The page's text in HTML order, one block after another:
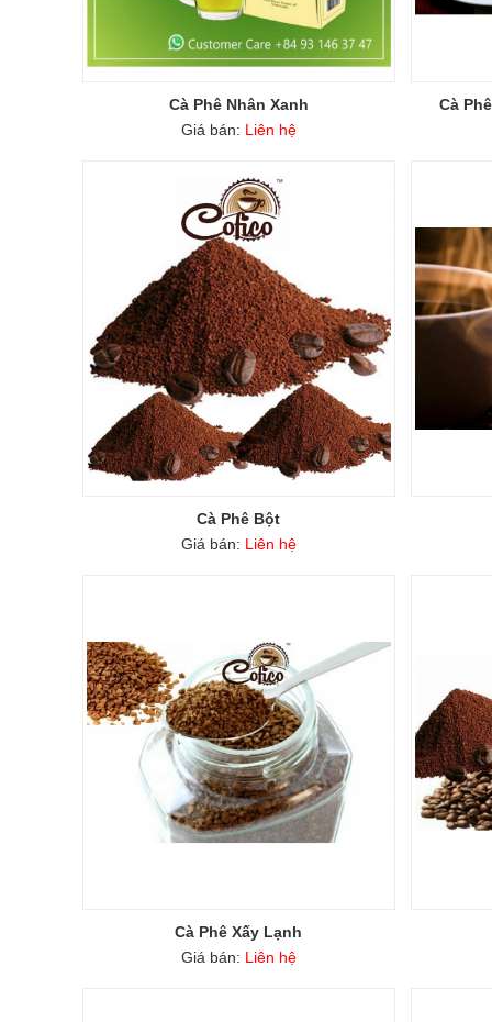
Cà Phê Nhân Xanh
Giá bán: Liên hệ
Cà
Cà Phê Bột
Giá bán: Liên hệ
Cà Phê Xấy Lạnh
Giá bán: Liên hệ